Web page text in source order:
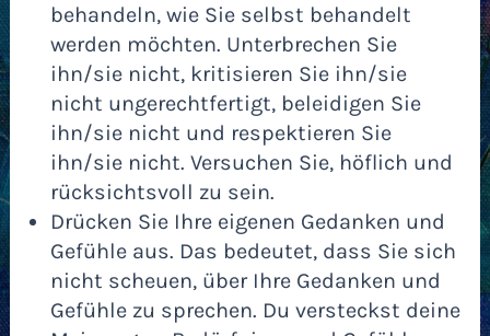
behandeln, wie Sie selbst behandelt
werden möchten. Unterbrechen Sie
ihn/sie nicht, kritisieren Sie ihn/sie
nicht ungerechtfertigt, beleidigen Sie
ihn/sie nicht und respektieren Sie
ihn/sie nicht. Versuchen Sie, höflich und
rücksichtsvoll zu sein.
Drücken Sie Ihre eigenen Gedanken und
Gefühle aus. Das bedeutet, dass Sie sich
nicht scheuen, über Ihre Gedanken und
Gefühle zu sprechen. Du versteckst deine